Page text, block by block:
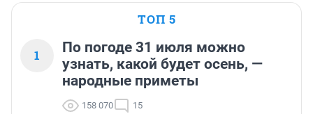
ТОП 5
1
По погоде 31 июля можно
узнать, какой будет осень, —
народные приметы
158 070 15